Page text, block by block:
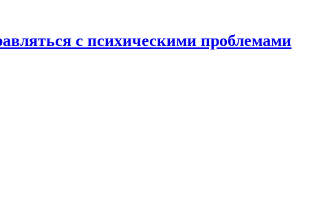
с психическими проблемами